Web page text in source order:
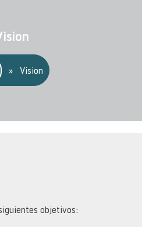
» Vision
objetivos: